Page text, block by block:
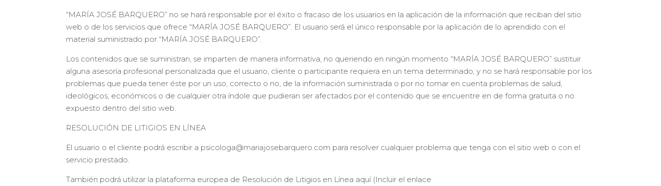
“MARÍA JOSÉ BARQUERO” no se hará responsable por el éxito o fracaso de los usuarios en la aplicación de la información que reciban del sitio
web o de los servicios que ofrece “MARÍA JOSÉ BARQUERO”. El usuario será el único responsable por la aplicación de lo aprendido con el
material suministrado por “MARÍA JOSÉ BARQUERO”.
Los contenidos que se suministran, se imparten de manera informativa, no queriendo en ningún momento “MARÍA JOSÉ BARQUERO” sustituir
alguna asesoría profesional personalizada que el usuario, cliente o participante requiera en un tema determinado, y no se hará responsable por los
problemas que pueda tener éste por un uso, correcto o no, de la información suministrada o por no tomar en cuenta problemas de salud,
ideológicos, económicos o de cualquier otra índole que pudieran ser afectados por el contenido que se encuentre en de forma gratuita o no
expuesto dentro del sitio web.
RESOLUCIÓN DE LITIGIOS EN LÍNEA
El usuario o el cliente podrá escribir a psicologa@mariajosebarquero.com para resolver cualquier problema que tenga con el sitio web o con el
servicio prestado.
También podrá utilizar la plataforma europea de Resolución de Litigios en Línea aquí (Incluir el enlace